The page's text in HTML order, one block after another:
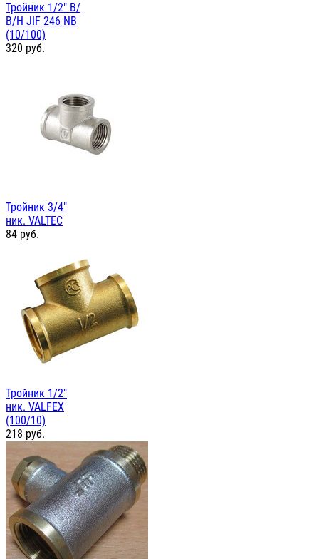
Тройник 1/2" В/
В/Н JIF 246 NB
(10/100)
320 руб.
Тройник 3/4"
ник. VALTEC
84 руб.
Тройник 1/2"
ник. VALFEX
(100/10)
218 руб.